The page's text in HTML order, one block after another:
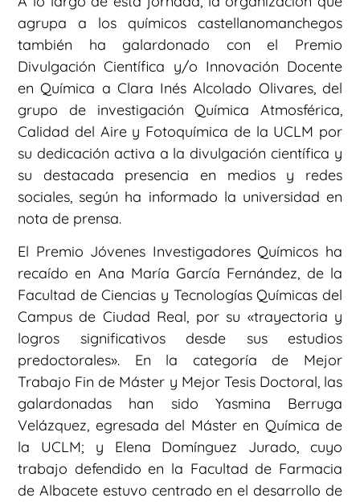
agrupa a los químicos castellanomanchegos
también ha galardonado con el Premio
Divulgación Científica y/o Innovación Docente
en Química a Clara Inés Alcolado Olivares, del
grupo de investigación Química Atmosférica,
Calidad del Aire y Fotoquímica de la UCLM por
su dedicación activa a la divulgación científica y
su destacada presencia en medios y redes
sociales, según ha informado la universidad en
nota de prensa.
El Premio Jóvenes Investigadores Químicos ha
recaído en Ana María García Fernández, de la
Facultad de Ciencias y Tecnologías Químicas del
Campus de Ciudad Real, por su «trayectoria y
logros significativos desde sus estudios
predoctorales». En la categoría de Mejor
Trabajo Fin de Máster y Mejor Tesis Doctoral, las
galardonadas han sido Yasmina Berruga
Velázquez, egresada del Máster en Química de
la UCLM; y Elena Domínguez Jurado, cuyo
trabajo defendido en la Facultad de Farmacia
de Albacete estuvo centrado en el desarrollo de